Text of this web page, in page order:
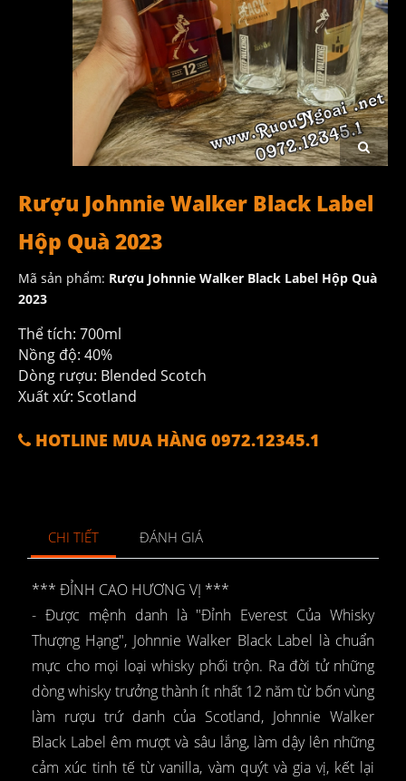
Rượu Johnnie Walker Black Label
Hộp Quà 2023
Mã sản phẩm: Rượu Johnnie Walker Black Label Hộp Quà
2023
Thể tích: 700ml
Nồng độ: 40%
Dòng rượu: Blended Scotch
Xuất xứ: Scotland
HOTLINE MUA HÀNG 0972.12345.1
CHI TIẾT ĐÁNH GIÁ
*** ĐỈNH CAO HƯƠNG VỊ ***
- Được mệnh danh là "Đỉnh Everest Của Whisky
Thượng Hạng", Johnnie Walker Black Label là chuẩn
mực cho mọi loại whisky phối trộn. Ra đời tử những
dòng whisky trưởng thành ít nhất 12 năm từ bốn vùng
làm rượu trứ danh của Scotland, Johnnie Walker
Black Label êm mượt và sâu lắng, làm dậy lên những
cảm xúc tinh tế từ vanilla, vàm quýt và gia vị, kết lại